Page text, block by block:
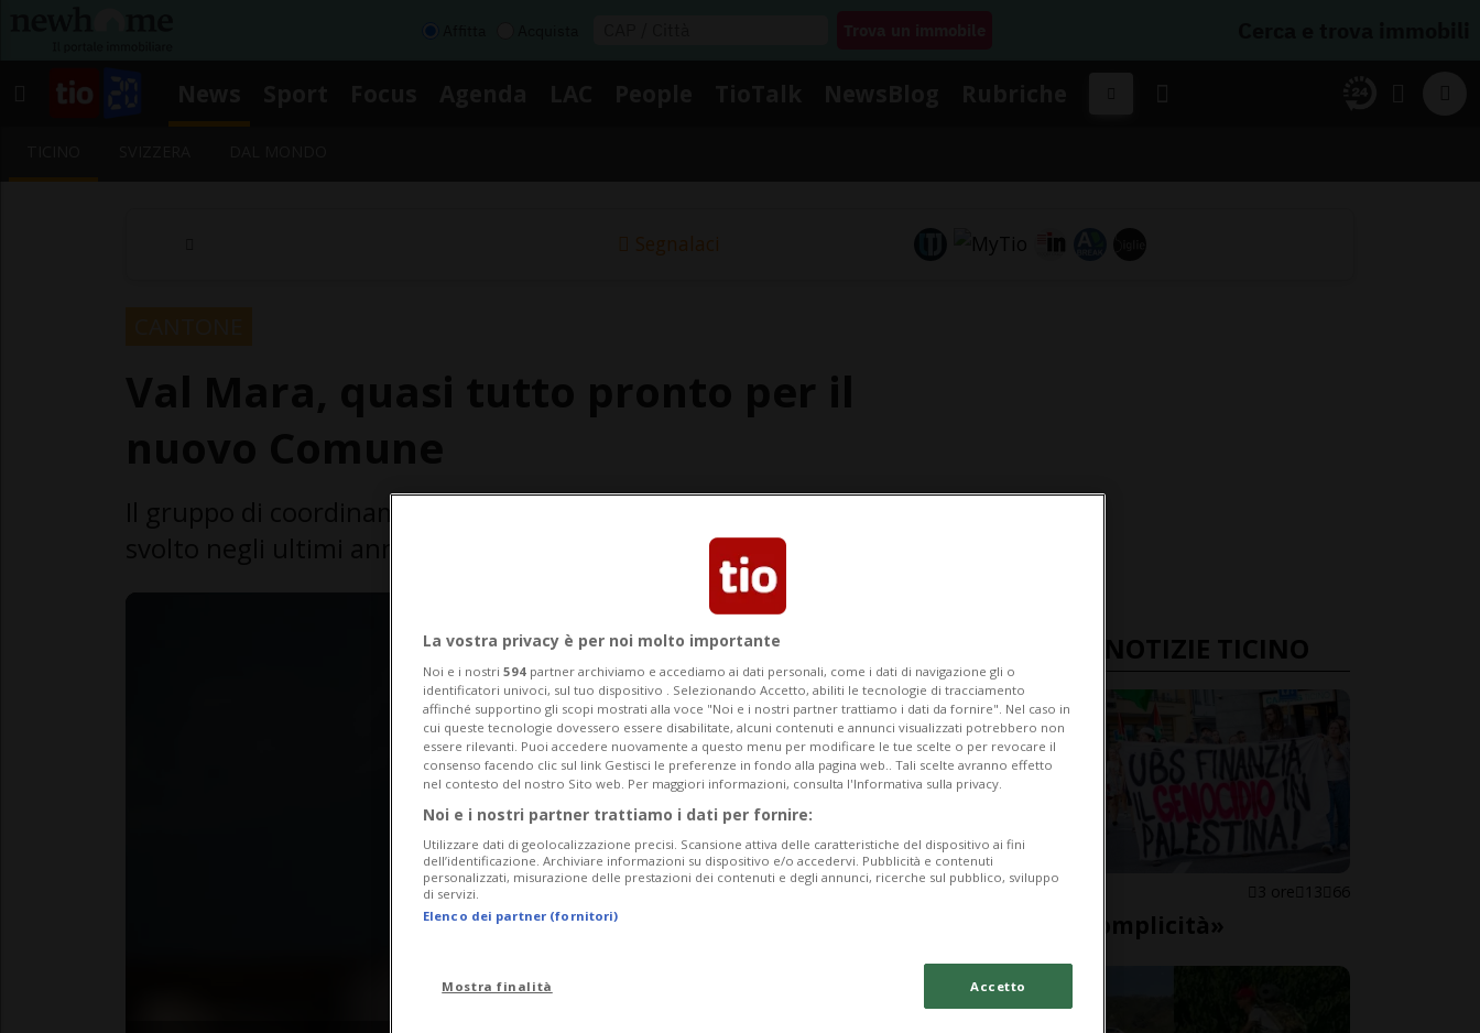
Segnalaci
ULTIME NOTIZIE TICINO
LOCARNO 3 ore 13 66
«Basta complicità»
La vostra privacy è per noi molto importante
Noi e i nostri 594 partner archiviamo e accediamo ai dati personali, come i dati di navigazione gli o
identificatori univoci, sul tuo dispositivo . Selezionando Accetto, abiliti le tecnologie di tracciamento
affinché supportino gli scopi mostrati alla voce "Noi e i nostri partner trattiamo i dati da fornire". Nel caso in
cui queste tecnologie dovessero essere disabilitate, alcuni contenuti e annunci visualizzati potrebbero non
essere rilevanti. Puoi accedere nuovamente a questo menu per modificare le tue scelte o per revocare il
consenso facendo clic sul link Gestisci le preferenze in fondo alla pagina web.. Tali scelte avranno effetto
nel contesto del nostro Sito web. Per maggiori informazioni, consulta l'Informativa sulla privacy.
Noi e i nostri partner trattiamo i dati per fornire:
Utilizzare dati di geolocalizzazione precisi. Scansione attiva delle caratteristiche del dispositivo ai fini
dell’identificazione. Archiviare informazioni su dispositivo e/o accedervi. Pubblicità e contenuti
personalizzati, misurazione delle prestazioni dei contenuti e degli annunci, ricerche sul pubblico, sviluppo
di servizi.
Elenco dei partner (fornitori)
Mostra finalità Accetto